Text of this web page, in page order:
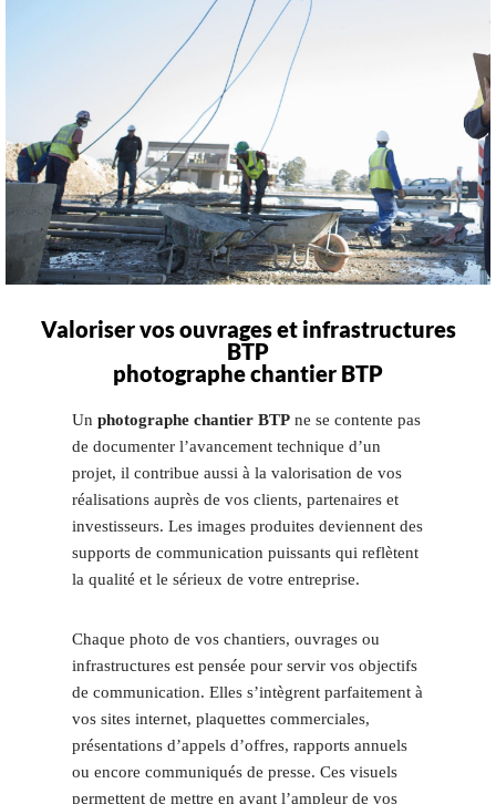
Valoriser vos ouvrages et infrastructures
BTP
photographe chantier BTP
Un photographe chantier BTP ne se contente pas
de documenter l’avancement technique d’un
projet, il contribue aussi à la valorisation de vos
réalisations auprès de vos clients, partenaires et
investisseurs. Les images produites deviennent des
supports de communication puissants qui reflètent
la qualité et le sérieux de votre entreprise.
Chaque photo de vos chantiers, ouvrages ou
infrastructures est pensée pour servir vos objectifs
de communication. Elles s’intègrent parfaitement à
vos sites internet, plaquettes commerciales,
présentations d’appels d’offres, rapports annuels
ou encore communiqués de presse. Ces visuels
permettent de mettre en avant l’ampleur de vos